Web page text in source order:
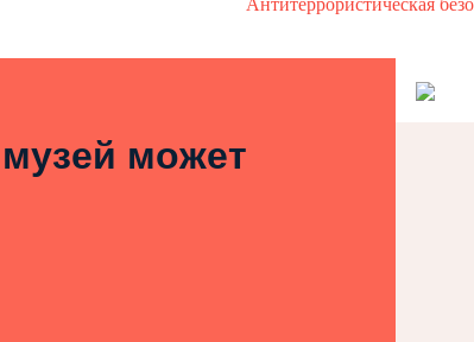
музей может